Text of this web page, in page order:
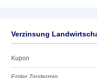
Verzinsung
Kupon